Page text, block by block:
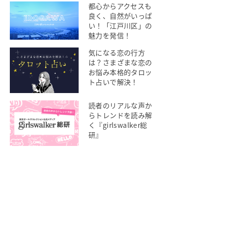
都心からアクセスも
良く、自然がいっぱ
い！「江戸川区」の
魅力を発信！
気になる恋の行方
は？さまざまな恋の
お悩み本格的タロッ
ト占いで解決！
読者のリアルな声か
らトレンドを読み解
く『girlswalker総
研』